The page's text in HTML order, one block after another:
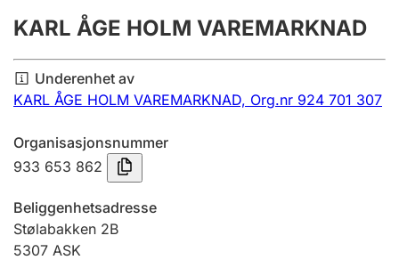
Årsregnskap
Innsending og forsinkelsesgebyr
Tinglysing
Jeger
Betaling og jegeravgiftskort
KARL ÅGE HOLM VAREMARKNAD
Underenhet av
KARL ÅGE HOLM VAREMARKNAD, Org.nr 924 701 307
Organisasjonsnummer
933 653 862
Beliggenhetsadresse
Stølabakken 2B
5307 ASK